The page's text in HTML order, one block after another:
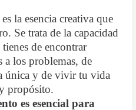
es la esencia creativa que
Se trata de la capacidad
de encontrar
a los problemas, de
única y de vivir tu vida
propósito.
es esencial para